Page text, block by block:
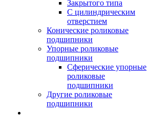
Закрытого типа
С цилиндрическим
отверстием
Конические роликовые
подшипники
Упорные роликовые
подшипники
Сферические упорные
роликовые
подшипники
Другие роликовые
подшипники